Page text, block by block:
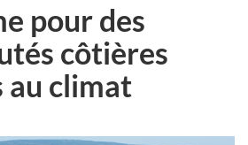
pour des
côtières
au climat